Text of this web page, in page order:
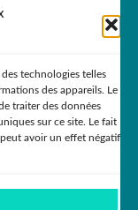
technologies telles
des appareils. Le
traiter des données
sur ce site. Le fait
avoir un effet négatif